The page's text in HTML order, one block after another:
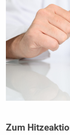
Zum